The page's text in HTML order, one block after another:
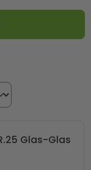
Glas-Glas